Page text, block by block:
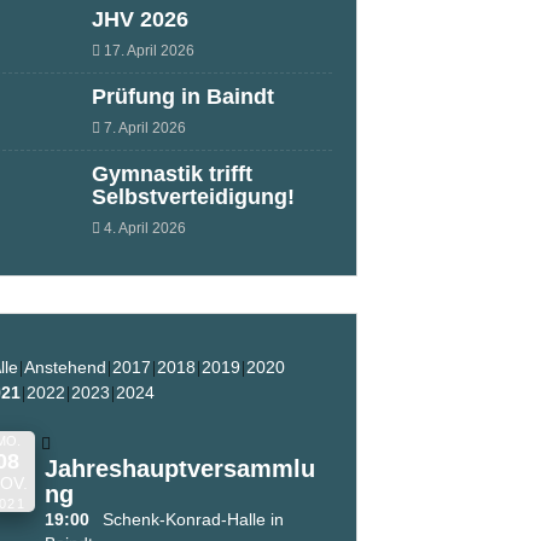
JHV 2026
17. April 2026
Prüfung in Baindt
7. April 2026
Gymnastik trifft
Selbstverteidigung!
4. April 2026
Anstehend 2017 2018 2019 2020
2022 2023 2024
MO.
Jahreshauptversammlu
ng
19:00
Schenk-Konrad-Halle in